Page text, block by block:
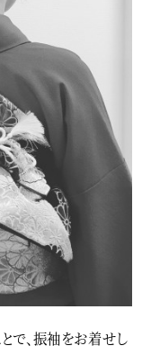
で、振袖をお着せし